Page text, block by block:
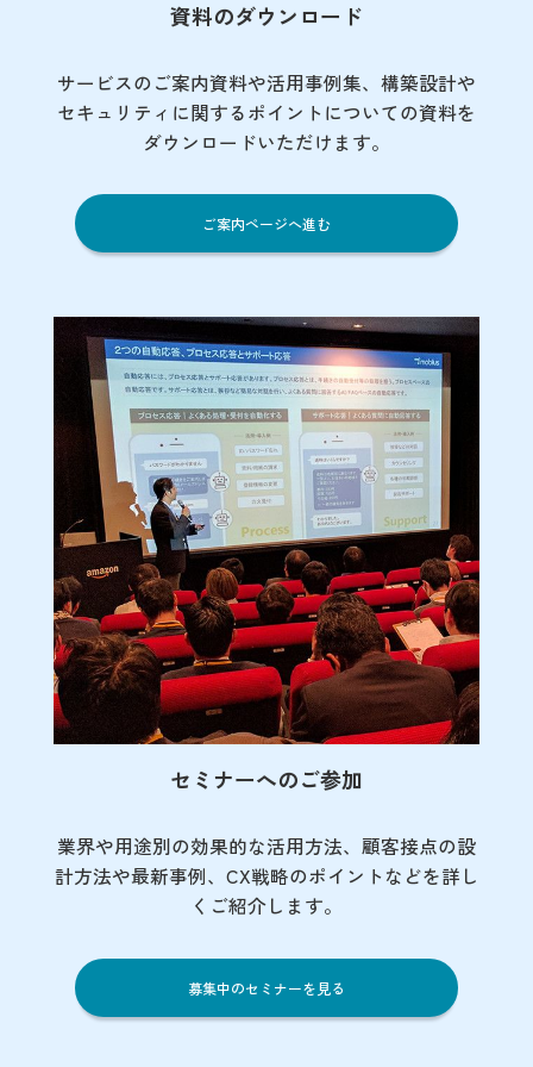
資料のダウンロード
サービスのご案内資料や活用事例集、 構築設計や
セキュリティに関するポイントについての資料を
ダウンロードいただけます。
ご案内ページへ進む
セミナーへのご参加
業界や用途別の効果的な活用方法、顧客接点の設
計方法や最新事例、CX戦略のポイントなどを詳し
くご紹介します。
募集中のセミナーを見る